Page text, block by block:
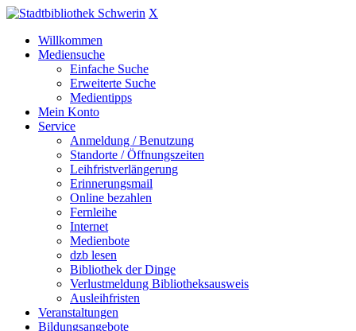
X
Willkommen
Mediensuche
Einfache Suche
Erweiterte Suche
Medientipps
Mein Konto
Service
Anmeldung / Benutzung
Standorte / Öffnungszeiten
Leihfristverlängerung
Erinnerungsmail
Online bezahlen
Fernleihe
Internet
Medienbote
dzb lesen
Bibliothek der Dinge
Verlustmeldung Bibliotheksausweis
Ausleihfristen
Veranstaltungen
Bildungsangebote